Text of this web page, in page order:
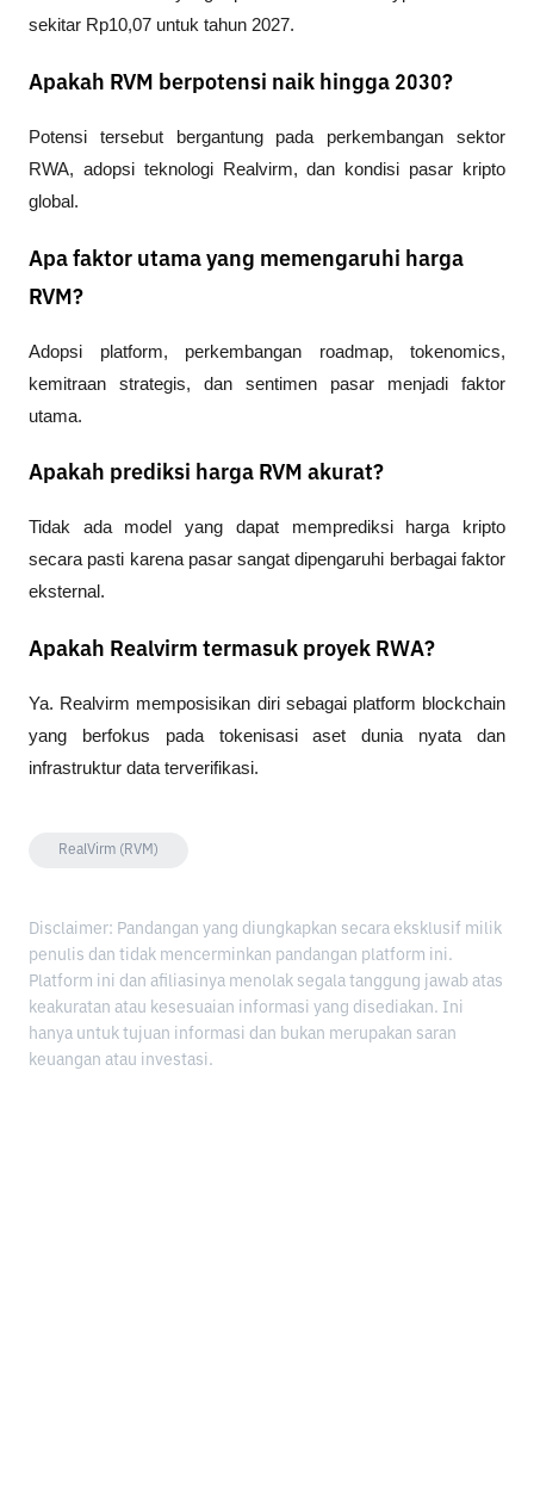
sekitar Rp10,07 untuk tahun 2027.
Apakah RVM berpotensi naik hingga 2030?
Potensi tersebut bergantung pada perkembangan sektor
RWA, adopsi teknologi Realvirm, dan kondisi pasar kripto
global.
Apa faktor utama yang memengaruhi harga
RVM?
Adopsi platform, perkembangan roadmap, tokenomics,
kemitraan strategis, dan sentimen pasar menjadi faktor
utama.
Apakah prediksi harga RVM akurat?
Tidak ada model yang dapat memprediksi harga kripto
secara pasti karena pasar sangat dipengaruhi berbagai faktor
eksternal.
Apakah Realvirm termasuk proyek RWA?
Ya. Realvirm memposisikan diri sebagai platform blockchain
yang berfokus pada tokenisasi aset dunia nyata dan
infrastruktur data terverifikasi.
RealVirm (RVM)
Disclaimer: Pandangan yang diungkapkan secara eksklusif milik
penulis dan tidak mencerminkan pandangan platform ini.
Platform ini dan afiliasinya menolak segala tanggung jawab atas
keakuratan atau kesesuaian informasi yang disediakan. Ini
hanya untuk tujuan informasi dan bukan merupakan saran
keuangan atau investasi.